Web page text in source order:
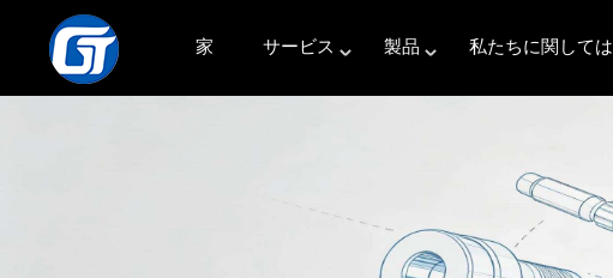
家 サービス 製品 私たちに関しては